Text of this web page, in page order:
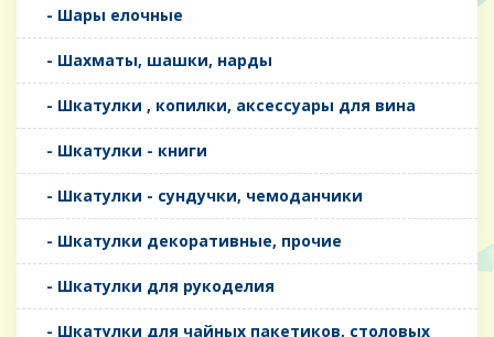
- Шары елочные
- Шахматы, шашки, нарды
- Шкатулки , копилки, аксессуары для вина
- Шкатулки - книги
- Шкатулки - сундучки, чемоданчики
- Шкатулки декоративные, прочие
- Шкатулки для рукоделия
- Шкатулки для чайных пакетиков, столовых